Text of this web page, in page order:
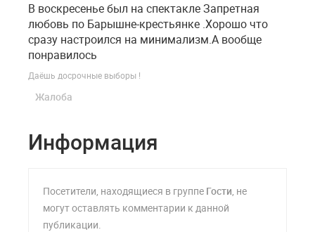
В воскресенье был на спектакле Запретная
любовь по Барышне-крестьянке .Хорошо что
сразу настроился на минимализм.А вообще
понравилось
Даёшь досрочные выборы !
Жалоба
Информация
Посетители, находящиеся в группе Гости, не
могут оставлять комментарии к данной
публикации.